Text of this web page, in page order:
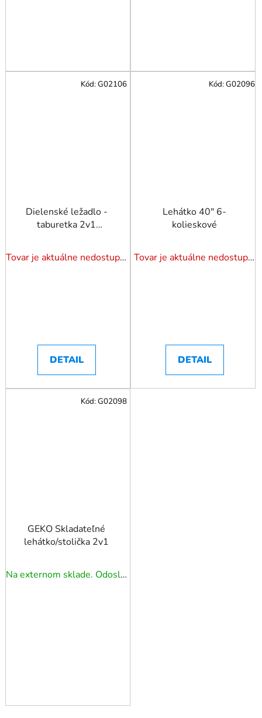
Dielenské ležadlo -
taburetka 2v1
Tovar je aktuálne nedostupný. Dotazuj dostupnosť.
DETAIL
Kód:G02106
Lehátko 40" 6-
kolieskové
Tovar je aktuálne nedostupný. Dotazuj dostupnosť.
DETAIL
Kód:G02096
GEKO Skladateľné
lehátko/stolička 2v1
Na externom sklade. Odoslanie 5 - 7 prac. dní.
Kód:G02098